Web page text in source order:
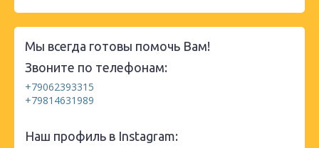
Мы всегда готовы помочь Вам!
Звоните по телефонам:
+79062393315
+79814631989
Наш профиль в Instagram: